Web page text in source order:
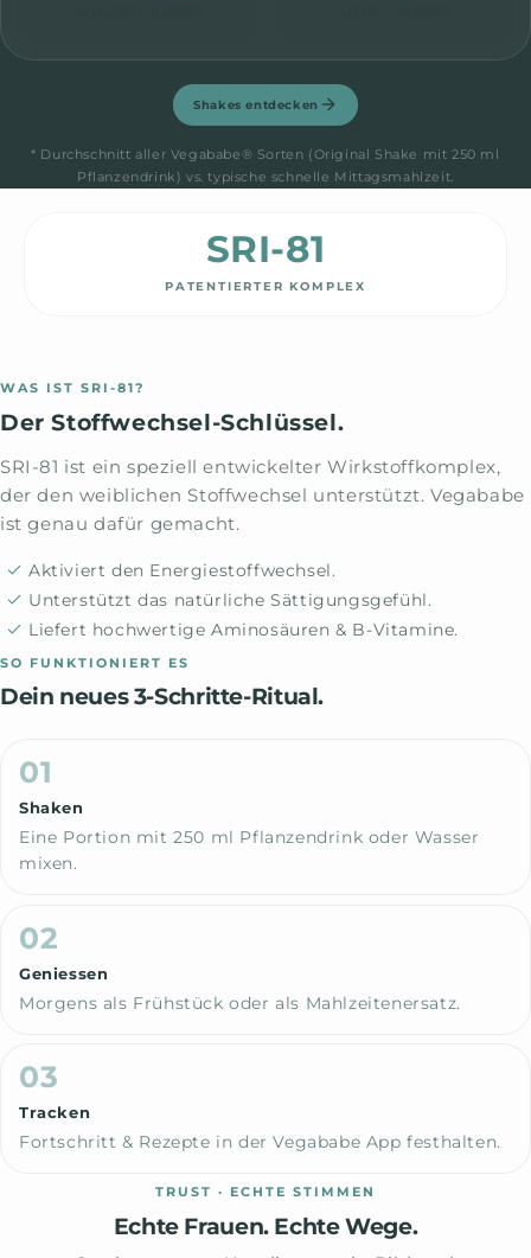
Shakes entdecken
* Durchschnitt aller Vegababe® Sorten (Original Shake mit 250 ml
Pflanzendrink) vs. typische schnelle Mittagsmahlzeit.
SRI-81
PATENTIERTER KOMPLEX
WAS IST SRI-81?
Der Stoffwechsel-Schlüssel.
SRI-81 ist ein speziell entwickelter Wirkstoffkomplex,
der den weiblichen Stoffwechsel unterstützt. Vegababe
ist genau dafür gemacht.
Aktiviert den Energiestoffwechsel.
Unterstützt das natürliche Sättigungsgefühl.
Liefert hochwertige Aminosäuren & B-Vitamine.
SO FUNKTIONIERT ES
Dein neues 3-Schritte-Ritual.
01
Shaken
Eine Portion mit 250 ml Pflanzendrink oder Wasser
mixen.
02
Geniessen
Morgens als Frühstück oder als Mahlzeitenersatz.
03
Tracken
Fortschritt & Rezepte in der Vegababe App festhalten.
TRUST · ECHTE STIMMEN
Echte Frauen. Echte Wege.